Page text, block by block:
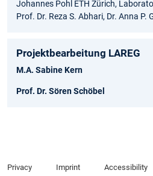
Johannes Pohl ETH Zürich,
Prof. Dr. Reza S. Abhari, Dr. Anna P.
Projektbearbeitung LAREG
M.A. Sabine Kern
Prof. Dr. Sören Schöbel
Privacy Imprint Accessibility